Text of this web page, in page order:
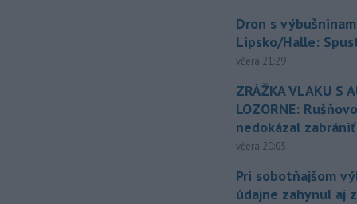
Dron s
Lipsko/Halle:
včera 21:29
ZRÁŽKA VLAKU S
LOZORNE:
nedokázal zabrániť
včera 20:05
Pri sobotňajšom
údajne zahynul aj